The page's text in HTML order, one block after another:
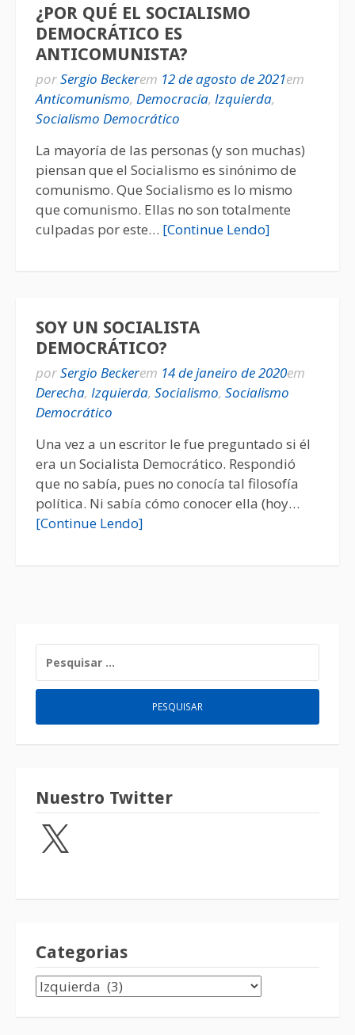
¿POR QUÉ EL SOCIALISMO
DEMOCRÁTICO ES
ANTICOMUNISTA?
porSergio Beckerem 12 de agosto de 2021em
Anticomunismo, Democracia, Izquierda,
Socialismo Democrático
La mayoría de las personas (y son muchas)
piensan que el Socialismo es sinónimo de
comunismo. Que Socialismo es lo mismo
que comunismo. Ellas no son totalmente
culpadas por este… [Continue Lendo]
SOY UN SOCIALISTA
DEMOCRÁTICO?
porSergio Beckerem 14 de janeiro de 2020em
Derecha, Izquierda, Socialismo, Socialismo
Democrático
Una vez a un escritor le fue preguntado si él
era un Socialista Democrático. Respondió
que no sabía, pues no conocía tal filosofía
política. Ni sabía cómo conocer ella (hoy…
[Continue Lendo]
Nuestro Twitter
Categorias